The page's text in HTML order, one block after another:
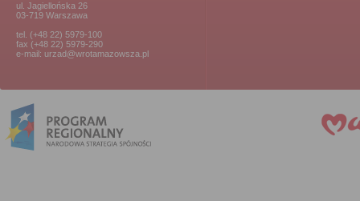
ul. Jagiellońska 26
03-719 Warszawa
tel. (+48 22) 5979-100
fax (+48 22) 5979-290
e-mail: urzad@wrotamazowsza.pl